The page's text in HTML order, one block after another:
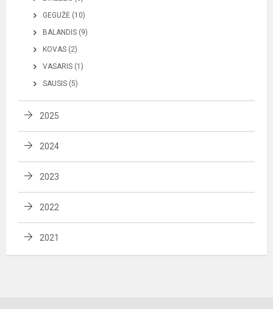
GEGUŽĖ (10)
BALANDIS (9)
KOVAS (2)
VASARIS (1)
SAUSIS (5)
2025
2024
2023
2022
2021